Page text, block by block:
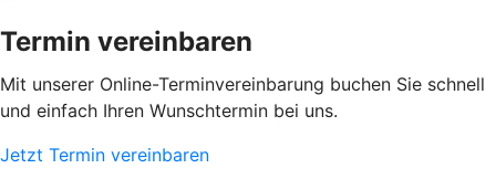
Termin vereinbaren
Mit unserer Online-Terminvereinbarung buchen Sie schnell
und einfach Ihren Wunschtermin bei uns.
Jetzt Termin vereinbaren